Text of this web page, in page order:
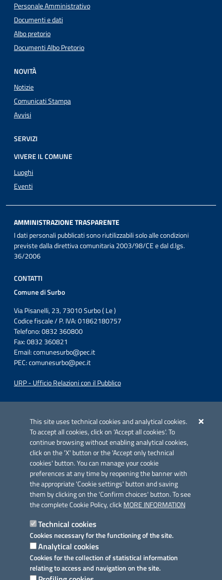
This site uses technical cookies and analytical cookies.
To accept all cookies, click on 'Accept all cookies'. To
continue browsing without enabling analytical cookies,
click on the 'X' button or the 'Accept only technical
cookies' button. You can manage your cookie
preferences at any time by reopening the banner with
the appropriate 'Cookie settings' button and saving
them by clicking on the 'Confirm choices' button. To see
the complete Cookie Policy, clickMORE INFORMATION
Technical cookies
Cookies necessary for the functioning of the site.
Analytical cookies
Cookies for the collection of statistical information
relating to access and navigation on the site.
Personale Amministrativo
Documenti e dati
Albo pretorio
Documenti Albo Pretorio
NOVITÀ
Notizie
Comunicati Stampa
Avvisi
SERVIZI
VIVERE IL COMUNE
Luoghi
Eventi
AMMINISTRAZIONE TRASPARENTE
I dati personali pubblicati sono riutilizzabili solo alle condizioni
previste dalla direttiva comunitaria 2003/98/CE e dal d.lgs.
36/2006
CONTATTI
Comune di Surbo
Via Pisanelli, 23, 73010 Surbo ( Le )
Codice fiscale / P. IVA: 01862180757
Telefono: 0832 360800
Fax: 0832 360821
Email:comunesurbo@pec.it
PEC:comunesurbo@pec.it
URP - Ufficio Relazioni con il Pubblico
Azione 2.3.
Link utili
Informativa privacy
Dichiarazione di accessibilità
Note legali
Domande frequenti